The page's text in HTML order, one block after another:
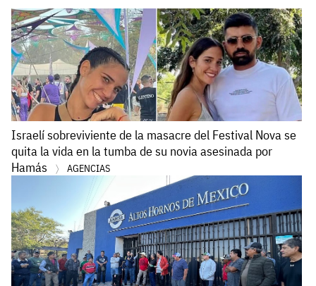
Israelí sobreviviente de la masacre del Festival Nova se
quita la vida en la tumba de su novia asesinada por
Hamás
AGENCIAS